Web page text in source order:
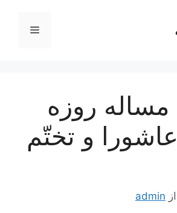
فهرست
روزه
و تختّم
از admin